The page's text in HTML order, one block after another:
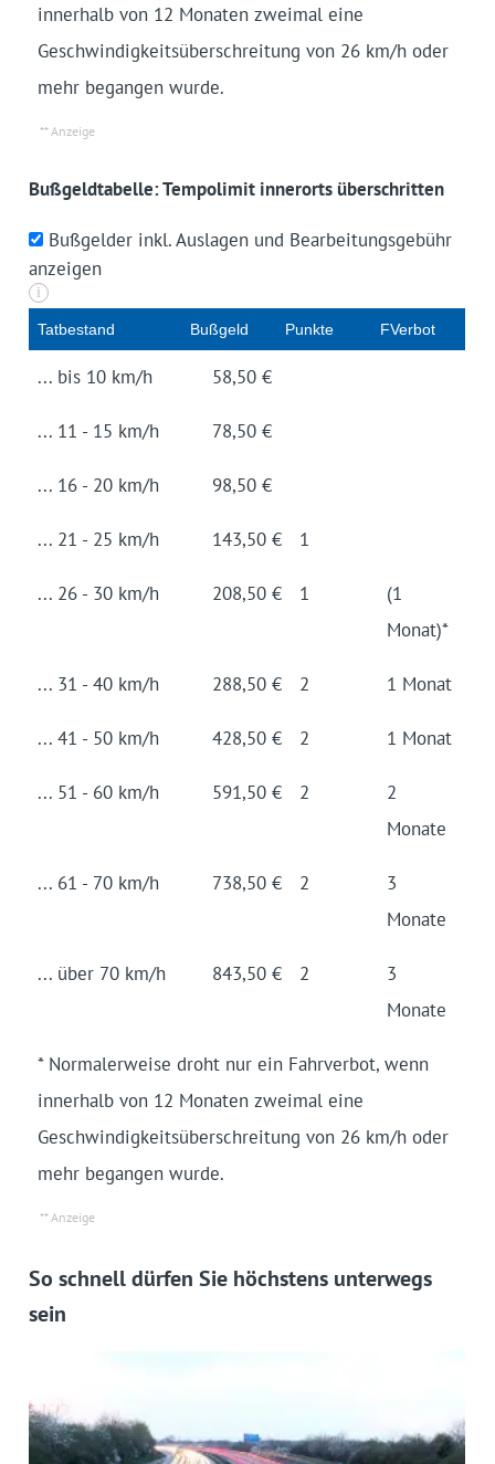
innerhalb von 12 Monaten zweimal eine
Geschwindigkeitsüberschreitung von 26 km/h oder
mehr begangen wurde.
Bußgeldtabelle: Tempolimit innerorts überschritten
Bußgelder inkl. Auslagen und Bearbeitungsgebühr
anzeigen
i
Tat­be­stand Buß­geld Punk­te FVerbot
... bis 10 km/h 58,50 €
... 11 - 15 km/h 78,50 €
... 16 - 20 km/h 98,50 €
... 21 - 25 km/h 143,50 € 1
... 26 - 30 km/h 208,50 € 1
(1
Monat)*
... 31 - 40 km/h 288,50 € 2 1 Monat
... 41 - 50 km/h 428,50 € 2 1 Monat
... 51 - 60 km/h 591,50 € 2
2
Monate
... 61 - 70 km/h 738,50 € 2
3
Monate
... über 70 km/h 843,50 € 2
3
Monate
* Normalerweise droht nur ein Fahrverbot, wenn
innerhalb von 12 Monaten zweimal eine
Geschwindigkeitsüberschreitung von 26 km/h oder
mehr begangen wurde.
So schnell dürfen Sie höchstens unterwegs
sein